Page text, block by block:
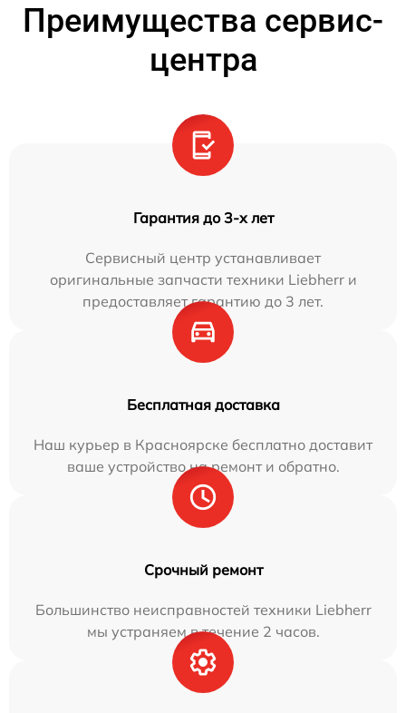
Преимущества сервис-
центра
Гарантия до 3-х лет
Сервисный центр устанавливает
оригинальные запчасти техники Liebherr и
предоставляет гарантию до 3 лет.
Бесплатная доставка
Наш курьер в Красноярске бесплатно доставит
ваше устройство на ремонт и обратно.
Срочный ремонт
Большинство неисправностей техники Liebherr
мы устраняем в течение 2 часов.